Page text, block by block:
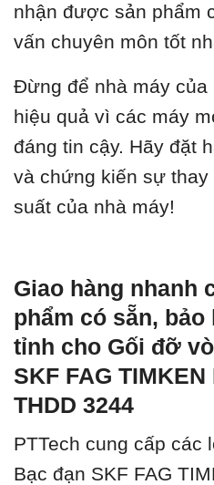
nhận được sản phẩm
vấn chuyên môn tốt
Đừng để nhà máy của
hiệu quả vì các máy
đáng tin cậy. Hãy đặt
và chứng kiến sự
suất của nhà máy!
Giao hàng nhanh
phẩm có sẵn,
tỉnh cho Gối đỡ
SKF FAG
THDD 3244
PTTech cung cấp các
Bạc đạn SKF FAG